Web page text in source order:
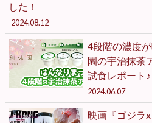
した！
2024.08.12
4段階の濃度
園の宇治抹茶
試食レポート♪
2024.06.07
映画『ゴジラx